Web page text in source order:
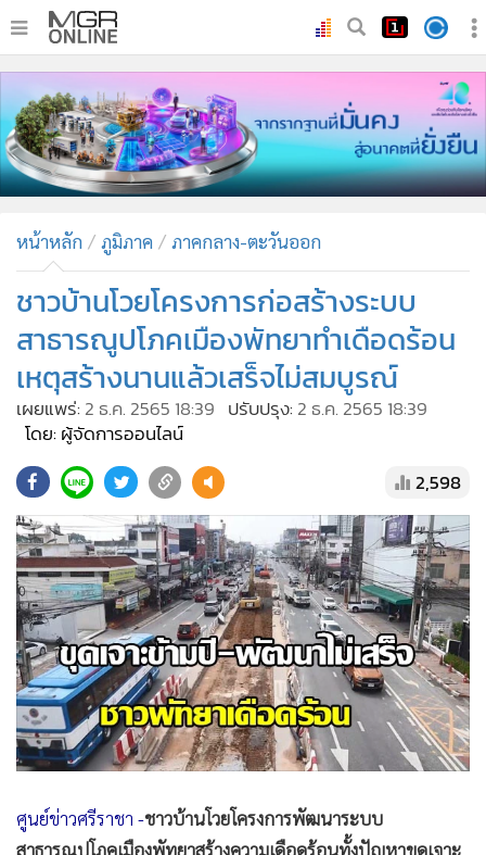
• ทันเหตุการณ์
• ภาคใต้
• ภูมิภาค
• บันเทิง
ผู้จัดการรายวัน
• คอลัมนิสต์
• ละคร
• CbizReview
• Cyber BIZ
• Good health & Well-being
• Green Innovation & SD
• Management & HR
• MGR Live
• Infographic
• การเมือง
• ท่องเที่ยว
• กีฬา
• ต่างประเทศ
• เศรษฐกิจ-ธุรกิจ
หน้าหลัก ภูมิภาค ภาคกลาง-ตะวันออก
ชาวบ้านโวยโครงการก่อสร้างระบบ
สาธารณูปโภคเมืองพัทยาทำเดือดร้อน
เหตุสร้างนานแล้วเสร็จไม่สมบูรณ์
เผยแพร่: 2 ธ.ค. 2565 18:39 ปรับปรุง: 2 ธ.ค. 2565 18:39
โดย: ผู้จัดการออนไลน์
2,598
ศูนย์ข่าวศรีราชา -ชาวบ้านโวยโครงการพัฒนาระบบ
สาธารณูปโภคเมืองพัทยาสร้างความเดือดร้อนทั้งปัญหาขุดเจาะ